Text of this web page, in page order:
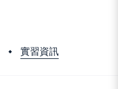
實習資訊